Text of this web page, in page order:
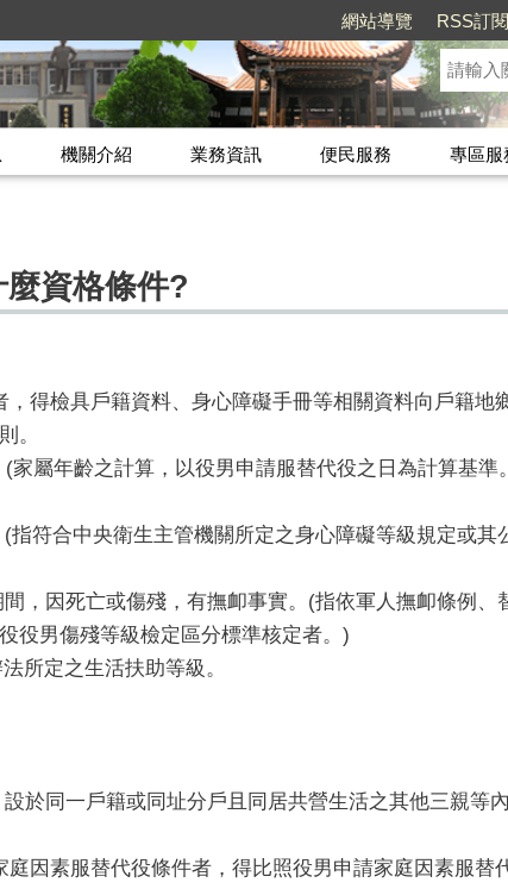
網站導覽 RSS訂
機關介紹 業務資訊 便民服務
專區服
資格條件?
得檢具戶籍資料、身心障礙手冊等相關資料向戶籍地
。
家屬年齡之計算，以役男申請服替代役之日為計算基準
符合中央衛生主管機關所定之身心障礙等級規定或其
，因死亡或傷殘，有撫卹事實。(指依軍人撫卹條例、
役男傷殘等級檢定區分標準核定者。)
所定之生活扶助等級。
於同一戶籍或同址分戶且同居共營生活之其他三親等
因素服替代役條件者，得比照役男申請家庭因素服替